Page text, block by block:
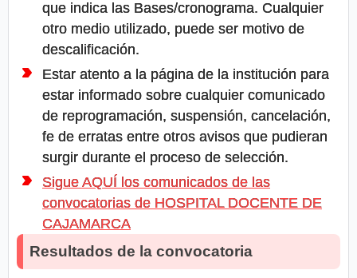
que indica las Bases/cronograma. Cualquier
otro medio utilizado, puede ser motivo de
descalificación.
Estar atento a la página de la institución para
estar informado sobre cualquier comunicado
de reprogramación, suspensión, cancelación,
fe de erratas entre otros avisos que pudieran
surgir durante el proceso de selección.
Sigue AQUÍ los comunicados de las
convocatorias de HOSPITAL DOCENTE DE
CAJAMARCA
Resultados de la convocatoria